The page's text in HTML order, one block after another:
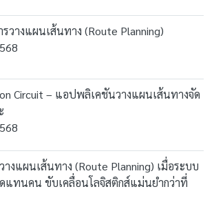
รวางแผนเส้นทาง (Route Planning)
Circuit – แอปพลิเคชันวางแผนเส้นทางจัด
างแผนเส้นทาง (Route Planning) เมื่อระบบ
แทนคน ขับเคลื่อนโลจิสติกส์แม่นยำกว่าที่